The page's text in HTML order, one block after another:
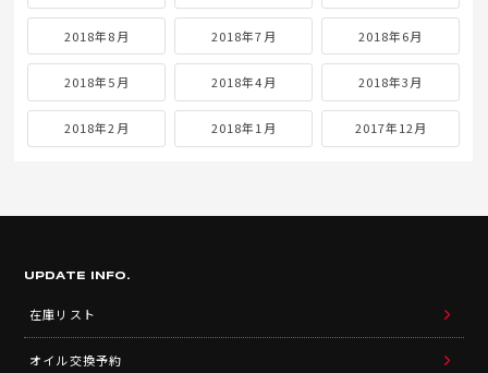
2018年8月 2018年7月 2018年6月
2018年5月 2018年4月 2018年3月
2018年2月 2018年1月 2017年12月
UPDATE INFO.
在庫リスト
オイル交換予約